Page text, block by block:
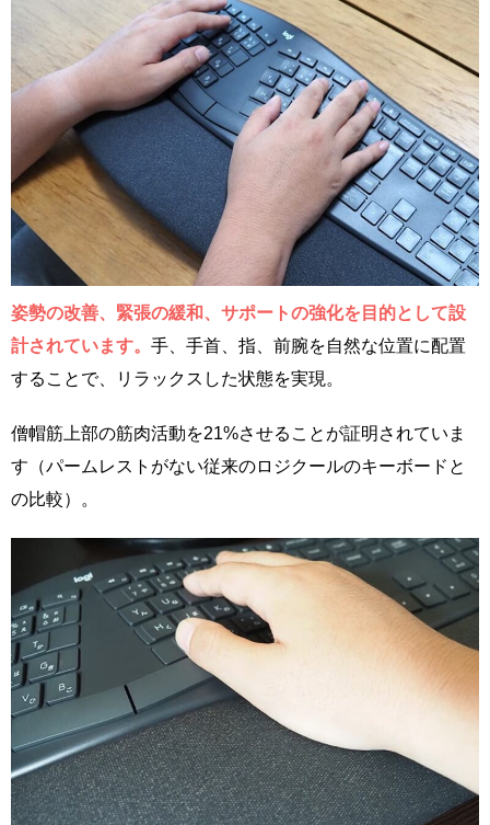
姿勢の改善、緊張の緩和、サポートの強化を目的として設
計されています。 手、手首、指、前腕を自然な位置に配置
することで、リラックスした状態を実現。
僧帽筋上部の筋肉活動を21%させることが証明されていま
す（パームレストがない従来のロジクールのキーボードと
の比較）。